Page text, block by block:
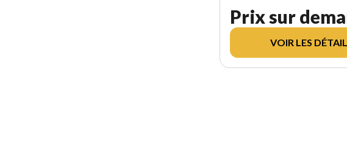
Prix sur
VOIR LES